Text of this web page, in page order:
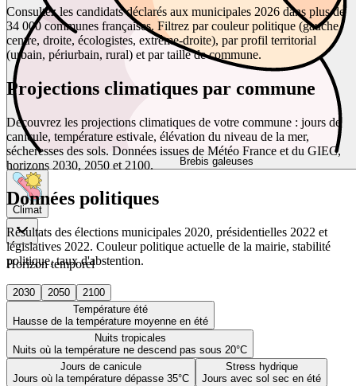
Brebis galeuses
Climat
Horizon temporel
2030 2050
2100
Température été
Hausse de la température moyenne en été
Nuits tropicales
Nuits où la température ne descend pas sous 20°C
Jours de canicule
Jours où la température dépasse 35°C
Stress hydrique
Jours avec sol sec en été
Consultez les candidats déclarés aux municipales 2026 dans plus de
34 000 communes françaises. Filtrez par couleur politique (gauche,
centre, droite, écologistes, extrême-droite), par profil territorial
(urbain, périurbain, rural) et par taille de commune.
Projections climatiques par commune
Découvrez les projections climatiques de votre commune : jours de
canicule, température estivale, élévation du niveau de la mer,
sécheresses des sols. Données issues de Météo France et du GIEC,
horizons 2030, 2050 et 2100.
Données politiques
Résultats des élections municipales 2020, présidentielles 2022 et
législatives 2022. Couleur politique actuelle de la mairie, stabilité
politique, taux d'abstention.